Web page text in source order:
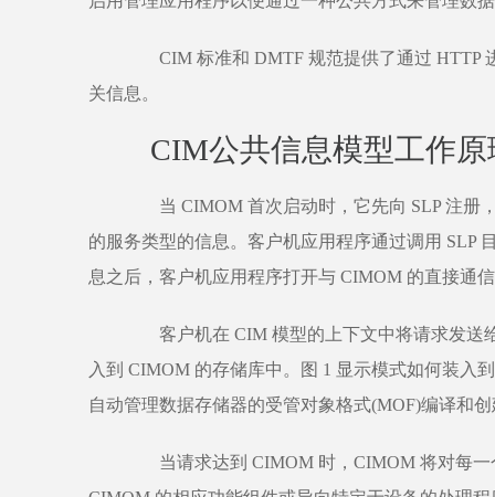
CIM 标准和 DMTF 规范提供了通过 HTTP
关信息。
CIM公共信息模型工作原
当 CIMOM 首次启动时，它先向 SLP 注册
的服务类型的信息。客户机应用程序通过调用 SLP
息之后，客户机应用程序打开与 CIMOM 的直接通
客户机在 CIM 模型的上下文中将请求发送
入到 CIMOM 的存储库中。图 1 显示模式如何装入
自动管理数据存储器的受管对象格式(MOF)编译和
当请求达到 CIMOM 时，CIMOM 将对每一